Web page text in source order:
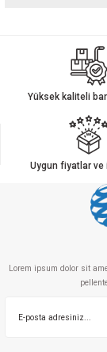
Bu ürünün fiyat
Görüş ve önerileriniz
Ürün
Ürün bilgilerinde
Ürün fiyatı diğer
Bu ürüne benzer
Yüksek kaliteli
Uygun fiyatlar ve
Lorem ipsum dolor sit